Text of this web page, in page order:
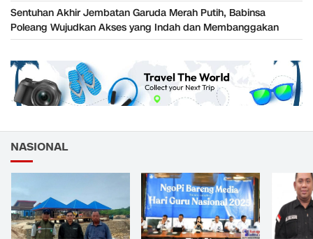
Sentuhan Akhir Jembatan Garuda Merah Putih, Babinsa
Poleang Wujudkan Akses yang Indah dan Membanggakan
NASIONAL